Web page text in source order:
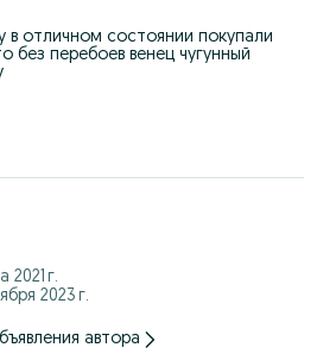
отличном состоянии покупали
без перебоев венец чугунный
2021 г.
2023 г.
автора